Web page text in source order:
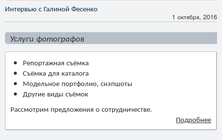
Интервью с Галиной Фесенко
1 октября, 2016
Услуги фотографов
Репортажная съёмка
Съёмка для каталога
Модельное портфолио, снэпшоты
Другие виды съёмок
Рассмотрим предложения о сотрудничестве.
Подробнее